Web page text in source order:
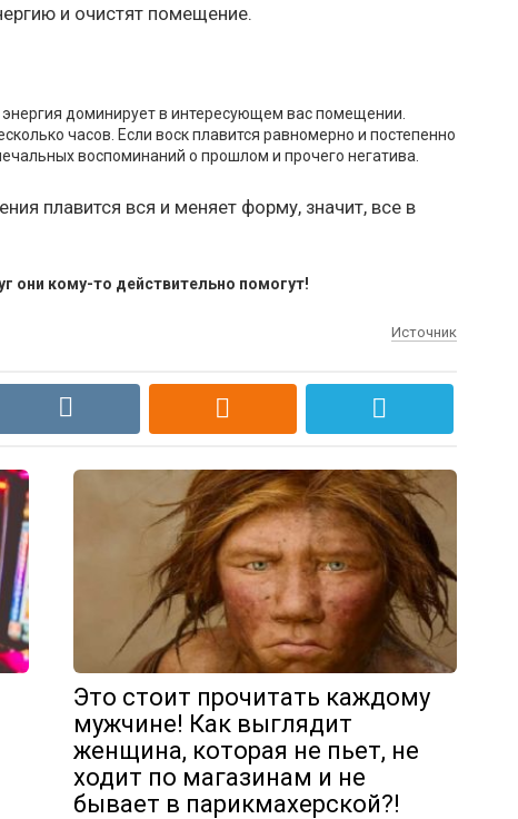
и очистят помещение.
доминирует в интересующем вас помещении.
часов. Если воск плавится равномерно и постепенно
воспоминаний о прошлом и прочего негатива.
плавится вся и меняет форму, значит, все в
они кому-то действительно помогут!
Источник
Это стоит прочитать каждому
мужчине! Как выглядит
женщина, которая не пьет, не
ходит по магазинам и не
бывает в парикмахерской?!